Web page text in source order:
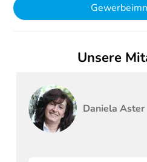
Unsere
Daniela Aster